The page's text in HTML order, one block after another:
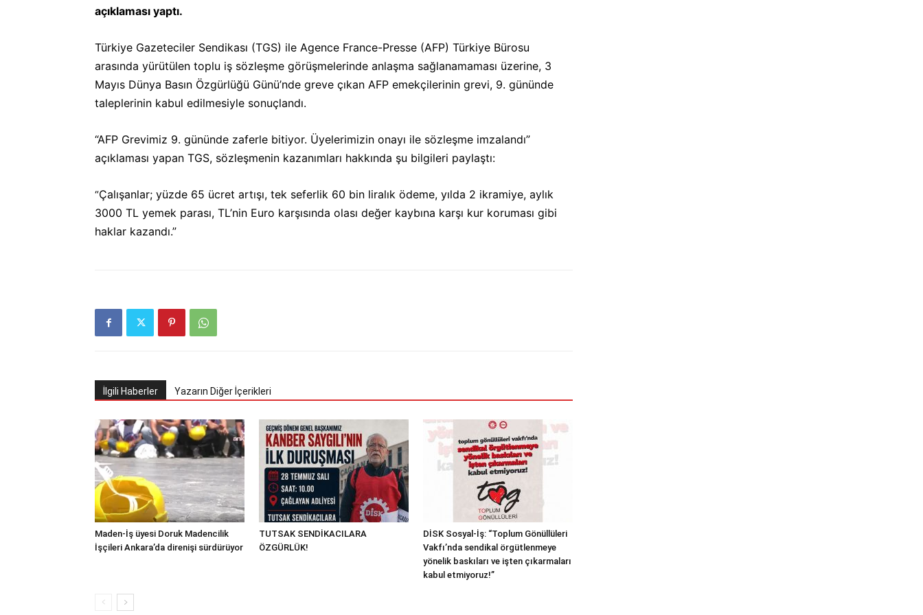
açıklaması yaptı.
Türkiye Gazeteciler Sendikası (TGS) ile Agence France-Presse (AFP) Türkiye Bürosu
arasında yürütülen toplu iş sözleşme görüşmelerinde anlaşma sağlanamaması üzerine, 3
Mayıs Dünya Basın Özgürlüğü Günü’nde greve çıkan AFP emekçilerinin grevi, 9. gününde
taleplerinin kabul edilmesiyle sonuçlandı.
“AFP Grevimiz 9. gününde zaferle bitiyor. Üyelerimizin onayı ile sözleşme imzalandı”
açıklaması yapan TGS, sözleşmenin kazanımları hakkında şu bilgileri paylaştı:
“Çalışanlar; yüzde 65 ücret artışı, tek seferlik 60 bin liralık ödeme, yılda 2 ikramiye, aylık
3000 TL yemek parası, TL’nin Euro karşısında olası değer kaybına karşı kur koruması gibi
haklar kazandı.”
İlgili Haberler Yazarın Diğer İçerikleri
Maden-İş üyesi Doruk Madencilik
İşçileri Ankara’da direnişi sürdürüyor
TUTSAK SENDİKACILARA
ÖZGÜRLÜK!
DİSK Sosyal-İş: “Toplum Gönüllüleri
Vakfı’nda sendikal örgütlenmeye
yönelik baskıları ve işten çıkarmaları
kabul etmiyoruz!”